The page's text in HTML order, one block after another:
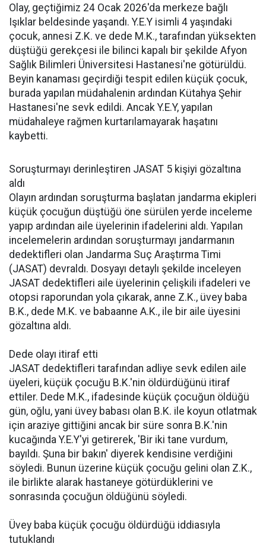
Olay, geçtiğimiz 24 Ocak 2026'da merkeze bağlı
Işıklar beldesinde yaşandı. Y.E.Y isimli 4 yaşındaki
çocuk, annesi Z.K. ve dede M.K., tarafından yüksekten
düştüğü gerekçesi ile bilinci kapalı bir şekilde Afyon
Sağlık Bilimleri Üniversitesi Hastanesi'ne götürüldü.
Beyin kanaması geçirdiği tespit edilen küçük çocuk,
burada yapılan müdahalenin ardından Kütahya Şehir
Hastanesi'ne sevk edildi. Ancak Y.E.Y, yapılan
müdahaleye rağmen kurtarılamayarak haşatını
kaybetti.
Soruşturmayı derinleştiren JASAT 5 kişiyi gözaltına
aldı
Olayın ardından soruşturma başlatan jandarma ekipleri
küçük çocuğun düştüğü öne sürülen yerde inceleme
yapıp ardından aile üyelerinin ifadelerini aldı. Yapılan
incelemelerin ardından soruşturmayı jandarmanın
dedektifleri olan Jandarma Suç Araştırma Timi
(JASAT) devraldı. Dosyayı detaylı şekilde inceleyen
JASAT dedektifleri aile üyelerinin çelişkili ifadeleri ve
otopsi raporundan yola çıkarak, anne Z.K., üvey baba
B.K., dede M.K. ve babaanne A.K., ile bir aile üyesini
gözaltına aldı.
Dede olayı itiraf etti
JASAT dedektifleri tarafından adliye sevk edilen aile
üyeleri, küçük çocuğu B.K.'nin öldürdüğünü itiraf
ettiler. Dede M.K., ifadesinde küçük çocuğun öldüğü
gün, oğlu, yani üvey babası olan B.K. ile koyun otlatmak
için araziye gittiğini ancak bir süre sonra B.K.'nin
kucağında Y.E.Y'yi getirerek, 'Bir iki tane vurdum,
bayıldı. Şuna bir bakın' diyerek kendisine verdiğini
söyledi. Bunun üzerine küçük çocuğu gelini olan Z.K.,
ile birlikte alarak hastaneye götürdüklerini ve
sonrasında çocuğun öldüğünü söyledi.
Üvey baba küçük çocuğu öldürdüğü iddiasıyla
tutuklandı